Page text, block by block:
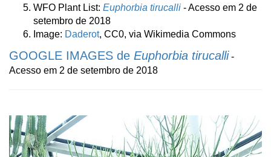
WFO Plant List: Euphorbia tirucalli - Acesso em 2 de
setembro de 2018
Image: Daderot, CC0, via Wikimedia Commons
GOOGLE IMAGES de Euphorbia tirucalli -
Acesso em 2 de setembro de 2018